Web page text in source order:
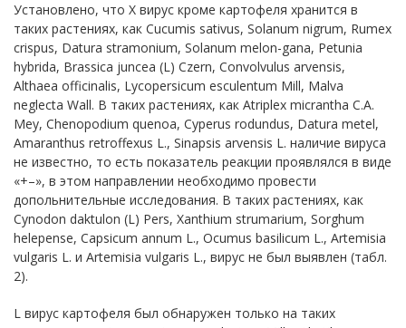
Установлено, что Х вирус кроме картофеля хранится в
таких растениях, как Cucumis sativus, Solanum nigrum, Rumex
crispus, Datura stramonium, Solanum melon-gana, Petunia
hybrida, Brassica juncea (L) Czern, Convolvulus arvensis,
Althaea officinalis, Lycopersicum esculentum Mill, Malva
neglесta Wall. В таких растениях, как Atriplex micrantha C.A.
Mey, Chenopodium quenoa, Cyperus rodundus, Datura metel,
Amaranthus retroffexus L., Sinapsis arvensis L. наличие вируса
не известно, то есть показатель реакции проявлялся в виде
«+–», в этом направлении необходимо провести
допольнительные исследования. В таких растениях, как
Cynodon daktulon (L) Pers, Xanthium strumarium, Sorghum
helepense, Capsicum annum L., Ocumus basilicum L., Artemisia
vulgaris L. и Artemisia vulgaris L., вирус не был выявлен (табл.
2).
L вирус картофеля был обнаружен только на таких